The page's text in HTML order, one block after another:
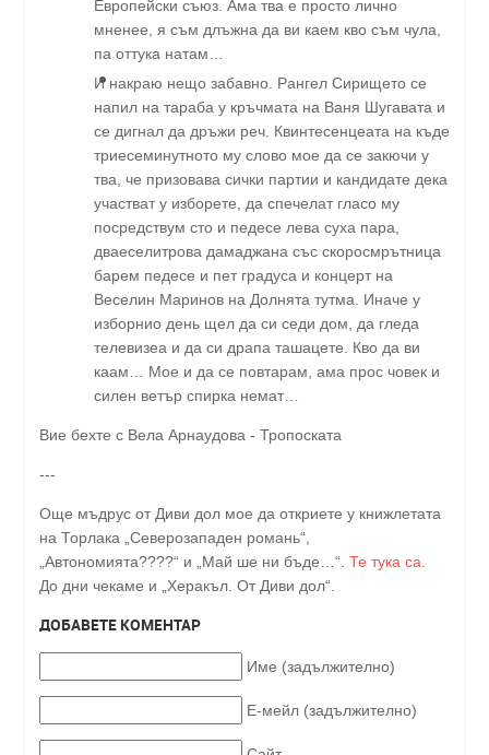
Европейски съюз. Ама тва е просто лично
мненее, я съм длъжна да ви каем кво съм чула,
па оттука натам…
И накраю нещо забавно. Рангел Сирището се
напил на тараба у кръчмата на Ваня Шугавата и
се дигнал да дръжи реч. Квинтесенцеата на къде
триесеминутното му слово мое да се закючи у
тва, че призовава сички партии и кандидате дека
участват у изборете, да спечелат гласо му
посредствум сто и педесе лева суха пара,
дваеселитрова дамаджана със скоросмрътница
барем педесе и пет градуса и концерт на
Веселин Маринов на Долнята тутма. Иначе у
изборнио день щел да си седи дом, да гледа
телевизеа и да си драпа ташацете. Кво да ви
каам… Мое и да се повтарам, ама прос човек и
силен ветър спирка немат…
Вие бехте с Вела Арнаудова - Тропоската
---
Още мъдрус от Диви дол мое да откриете у книжлетата
на Торлака „Северозападен романь“,
„Автономията????“ и „Май ше ни бъде…“. Те тука са.
До дни чекаме и „Херакъл. От Диви дол“.
ДОБАВЕТЕ КОМЕНТАР
Име (задължително)
Е-мейл (задължително)